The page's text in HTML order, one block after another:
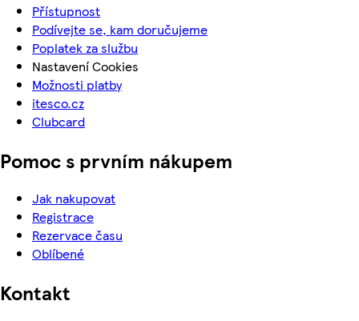
Přístupnost
Podívejte se, kam doručujeme
Poplatek za službu
Nastavení Cookies
Možnosti platby
itesco.cz
Clubcard
Pomoc s prvním nákupem
Jak nakupovat
Registrace
Rezervace času
Oblíbené
Kontakt